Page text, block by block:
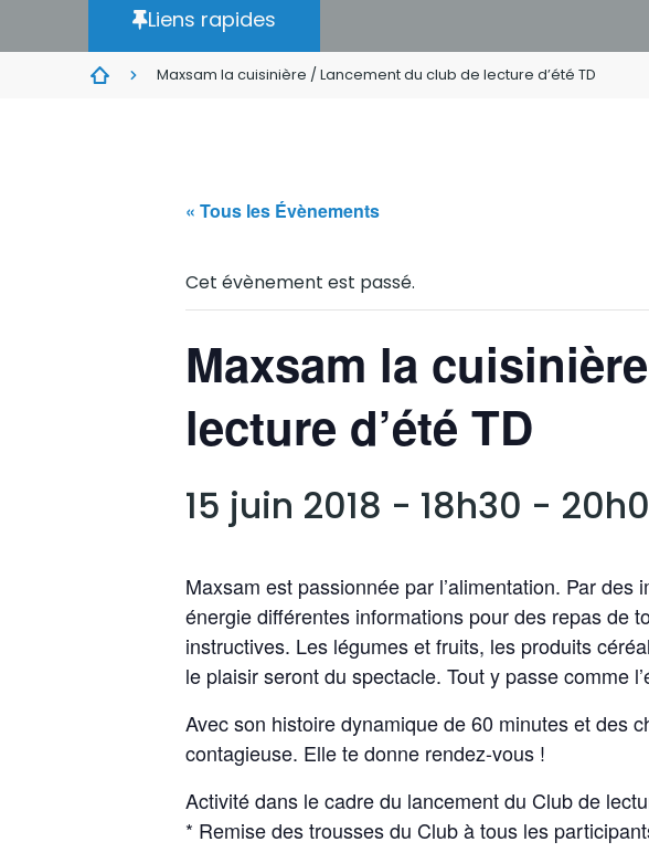
Liens rapides
Maxsam la cuisinière / Lancement du club de lecture d’été TD
« Tous les Évènements
Cet évènement est passé.
Maxsam la
lecture d’été TD
15 juin 2018 - 18h30 -
Maxsam est passionnée par l’alimentation. Par
énergie différentes informations pour des repas de
instructives. Les légumes et fruits, les produits
le plaisir seront du spectacle. Tout y passe comme
Avec son histoire dynamique de 60 minutes et des
contagieuse. Elle te donne rendez-vous !
Activité dans le cadre du lancement du Club de
* Remise des trousses du Club à tous les